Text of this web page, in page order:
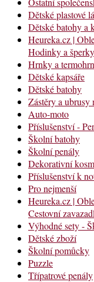
Dětské plastové
Dětské batohy a
Heureka.cz |
Hodinky a
Hrnky a
Dětské kapsáře
Dětské batohy
Zástěry a ubrusy
Auto-moto
Příslušenství -
Školní batohy
Školní penály
Dekorativní
Příslušenství k
Pro nejmenší
Heureka.cz |
Cestovní
Výhodné sety -
Dětské zboží
Školní pomůcky
Puzzle
Třípatrové penály